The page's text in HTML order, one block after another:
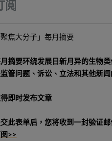
阅
焦大分子」每月摘要
摘要环绕发展日新月异的生物
管问题、诉讼、立法和其他新闻
即时发布文章
此表单后，您将收到一封验证邮
>>